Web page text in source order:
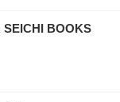
SEICHI BOOKS